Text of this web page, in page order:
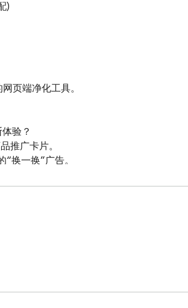
)
页端净化工具。
验？
推广卡片。
换一换”广告。
的 UP 主动态和真正的视频内容，还原一
你的最佳选择：